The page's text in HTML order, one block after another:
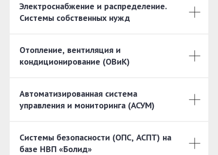
Электроснабжение и распределение.
Системы собственных нужд
Отопление, вентиляция и
кондиционирование (ОВиК)
Автоматизированная система
управления и мониторинга (АСУМ)
Системы безопасности (ОПС, АСПТ) на
базе НВП «Болид»